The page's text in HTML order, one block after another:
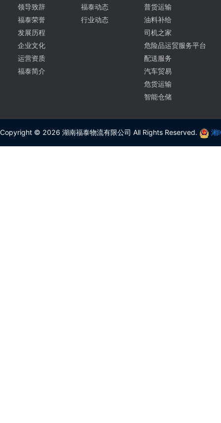
领导致辞
福泰荣誉
发展历程
企业文化
运营资质
福泰简介
福泰动态
行业动态
普货运输
油料补给
司机之家
危险品运贸服务平台
配送服务
汽车贸易
危货运输
智能仓储
Copyright © 2026 湖南福泰物流有限公司 All Rights Reserved. 湘